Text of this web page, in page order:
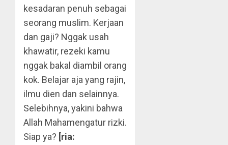
kesadaran penuh sebagai
seorang muslim. Kerjaan
dan gaji? Nggak usah
khawatir, rezeki kamu
nggak bakal diambil orang
kok. Belajar aja yang rajin,
ilmu dien dan selainnya.
Selebihnya, yakini bahwa
Allah Mahamengatur rizki.
Siap ya? [ria: